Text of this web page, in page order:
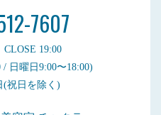
7607
19:00
日曜日9:00〜18:00)
(祝日を除く)